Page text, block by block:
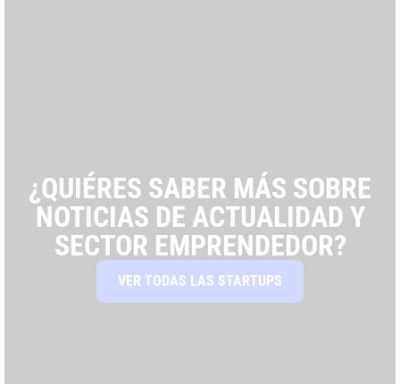
¿QUIÉRES SABER MÁS SOBRE
NOTICIAS DE ACTUALIDAD Y
SECTOR EMPRENDEDOR?
VER TODAS LAS STARTUPS